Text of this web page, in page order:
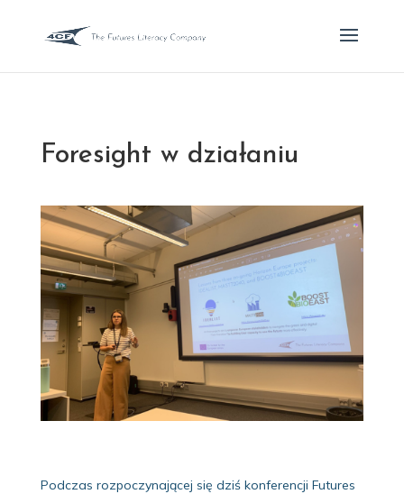
Foresight w działaniu
Podczas rozpoczynającej się dziś konferencji Futures